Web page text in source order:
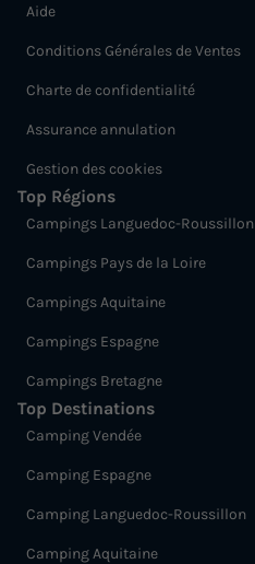
Aide
Conditions Générales de Ventes
Charte de confidentialité
Assurance annulation
Gestion des cookies
Top Régions
Campings Languedoc-Roussillon
Campings Pays de la Loire
Campings Aquitaine
Campings Espagne
Campings Bretagne
Top Destinations
Camping Vendée
Camping Espagne
Camping Languedoc-Roussillon
Camping Aquitaine